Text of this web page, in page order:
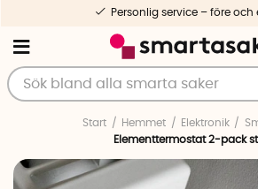
Personlig service – före och
Start Hemmet Elektronik
Elementtermostat 2-pack